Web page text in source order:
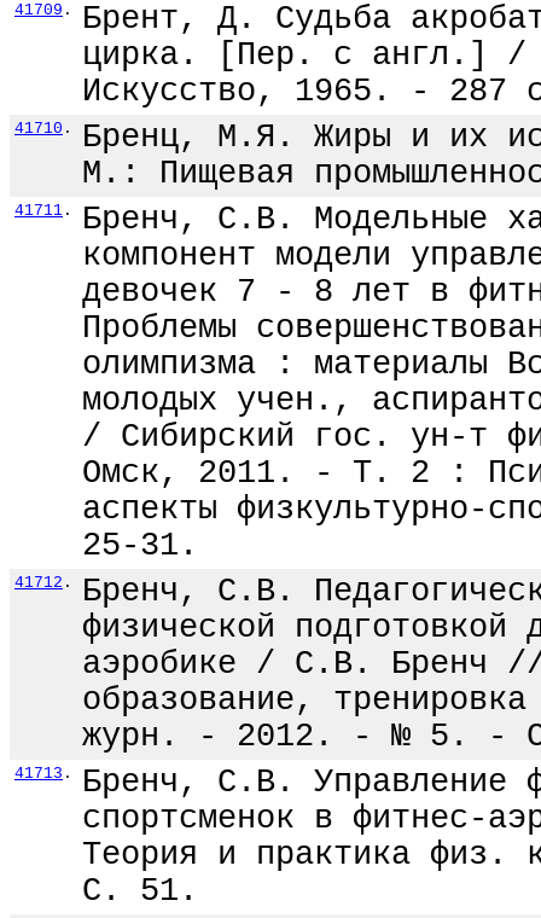
41709 .
Брент, Д. Судьба
цирка. [Пер. с англ.]
Искусство, 1965. -
41710 .
Бренц, М.Я. Жиры и их
М.: Пищевая
41711 .
Бренч, С.В. Модельные
компонент модели
девочек 7 - 8 лет в
Проблемы
олимпизма : материалы
молодых учен.,
/ Сибирский гос. ун-т
Омск, 2011. - Т. 2 :
аспекты физкультурно-
25-31.
41712 .
Бренч, С.В.
физической
аэробике / С.В. Бренч
образование,
журн. - 2012. - № 5. -
41713 .
Бренч, С.В. Управление
спортсменок в фитнес-
Теория и практика
С. 51.